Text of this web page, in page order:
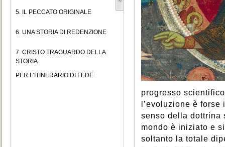
5. IL PECCATO ORIGINALE
6. UNA STORIA DI REDENZIONE
7. CRISTO TRAGUARDO DELLA
STORIA
PER L’ITINERARIO DI FEDE
progresso
l’evoluzione è
senso della dottrina
mondo è iniziato e
soltanto la totale